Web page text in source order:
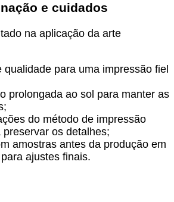
e cuidados
na aplicação da arte
qualidade para uma impressão fiel
prolongada ao sol para manter as
do método de impressão
os detalhes;
amostras antes da produção em
ajustes finais.